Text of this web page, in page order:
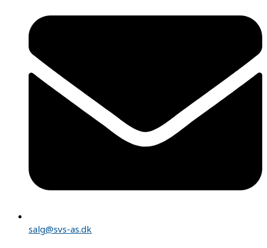
salg@svs-as.dk